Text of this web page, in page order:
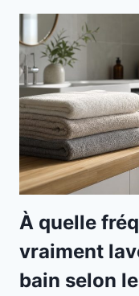
À quelle
vraiment
bain selon